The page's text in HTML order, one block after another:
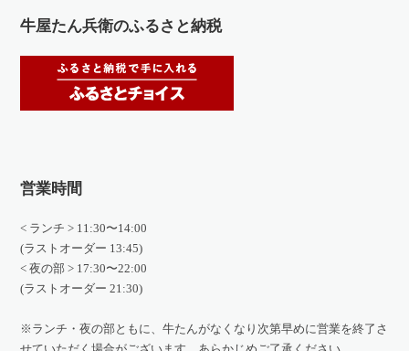
牛屋たん兵衛のふるさと納税
営業時間
< ランチ > 11:30〜14:00
(ラストオーダー 13:45)
< 夜の部 > 17:30〜22:00
(ラストオーダー 21:30)
※ランチ・夜の部ともに、牛たんがなくなり次第早めに営業を終了さ